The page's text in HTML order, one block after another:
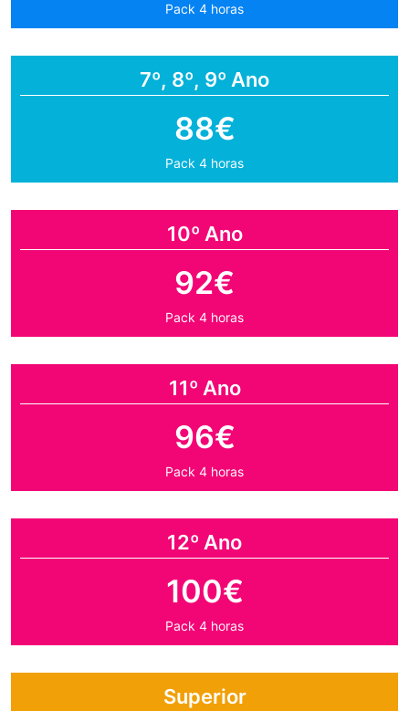
Pack 4 horas
7º, 8º, 9º Ano
88€
Pack 4 horas
10º Ano
92€
Pack 4 horas
11º Ano
96€
Pack 4 horas
12º Ano
100€
Pack 4 horas
Superior